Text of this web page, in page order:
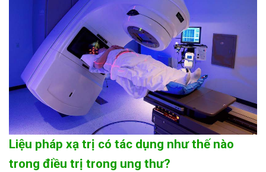
Liệu pháp xạ trị có tác dụng như thế nào
trong điều trị trong ung thư?